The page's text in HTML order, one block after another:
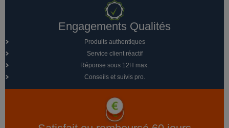
Engagements Qualités
Produits authentiques
Service client réactif
Réponse sous 12H max.
Conseils et suivis pro.